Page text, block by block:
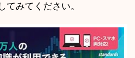
てみてください。